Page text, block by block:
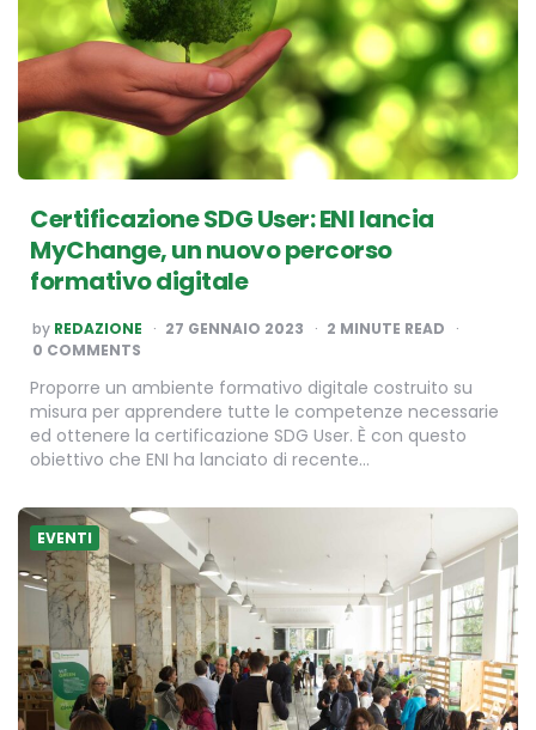
Certificazione SDG User: ENI lancia
MyChange, un nuovo percorso
formativo digitale
POSTED
BY
by REDAZIONE 27 GENNAIO 2023 2 MINUTE READ
0 COMMENTS
Proporre un ambiente formativo digitale costruito su
misura per apprendere tutte le competenze necessarie
ed ottenere la certificazione SDG User. È con questo
obiettivo che ENI ha lanciato di recente…
EVENTI